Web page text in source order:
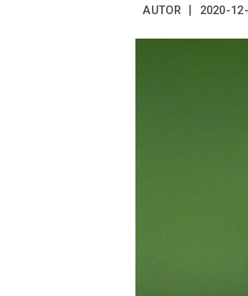
AUTOR | 2020-